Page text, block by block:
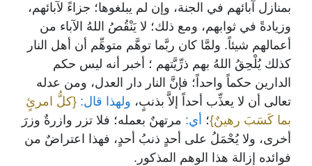
بمنازل آبائهم في الجنة، وإن لم يبلغوها؛ جزاءً لآبائهم،
وزيادةً في ثوابهم، ومع ذلك؛ لا يَنْقُصُ اللهُ الآباء من
أعمالهم شيئاً. ولمَّا كان ربَّما توهَّم متوهِّم أن أهل النار
كذلك يُلْحِقُ اللهُ بهم ذرِّيَّتهم ؛ أخبر أنه ليس حكم
الدارين حكماً واحداً؛ فإنَّ النار دار العدل، ومن عدله
تعالى أن لا يعذِّب أحداً إلاَّ بذنبٍ، ولهذا قال: {كلُّ امرئٍ
بما كَسَبَ رهينٌ}؛ أي: مرتهنٌ بعمله؛ فلا تزر وازرةٌ وزرَ
أخرى، ولا يُحْمَلُ على أحدٍ ذنبُ أحدٍ، فهذا اعتراضٌ من
فوائده إزالة هذا الوهم المذكور.